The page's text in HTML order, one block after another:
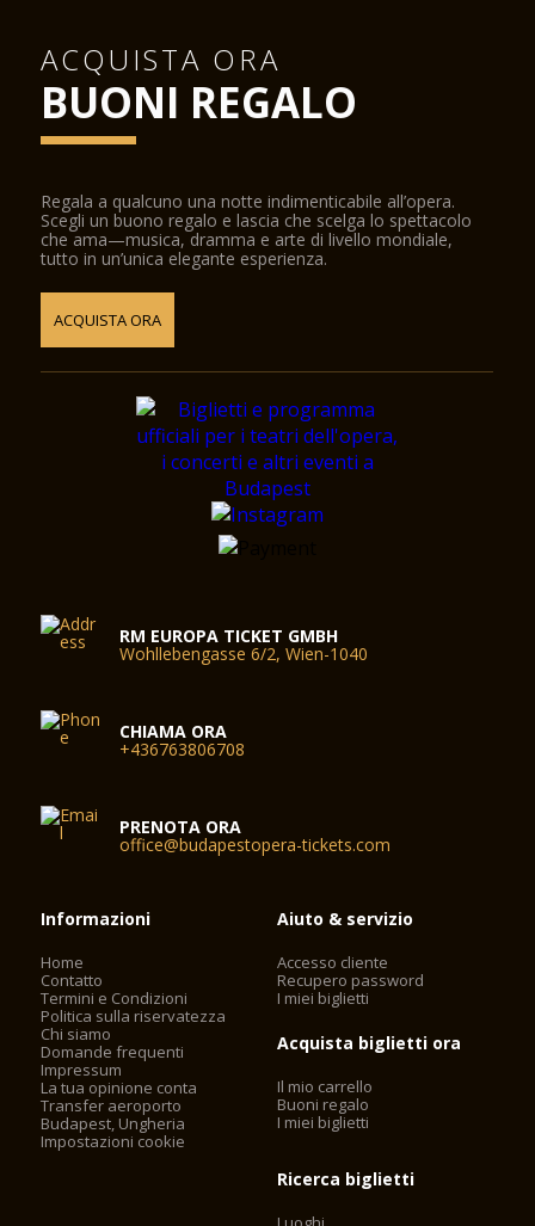
ACQUISTA ORA
BUONI REGALO
Regala a qualcuno una notte indimenticabile all’opera.
Scegli un buono regalo e lascia che scelga lo spettacolo
che ama—musica, dramma e arte di livello mondiale,
tutto in un’unica elegante esperienza.
ACQUISTA ORA
RM EUROPA TICKET GMBH
Wohllebengasse 6/2, Wien-1040
CHIAMA ORA
+436763806708
PRENOTA ORA
office@budapestopera-tickets.com
Informazioni
Home
Contatto
Termini e Condizioni
Politica sulla riservatezza
Chi siamo
Domande frequenti
Impressum
La tua opinione conta
Transfer aeroporto
Budapest, Ungheria
Impostazioni cookie
Aiuto & servizio
Accesso cliente
Recupero password
I miei biglietti
Acquista biglietti ora
Il mio carrello
Buoni regalo
I miei biglietti
Ricerca biglietti